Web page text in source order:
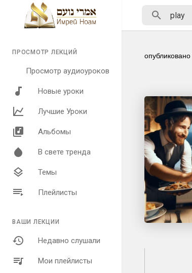
ПРОСМОТР ЛЕКЦИЙ
Просмотр аудиоуроков
Новые уроки
Лучшие Уроки
Альбомы
В свете тренда
Темы
Плейлисты
ВАШИ ЛЕКЦИИ
Недавно слушали
Мои плейлисты
опубликовано